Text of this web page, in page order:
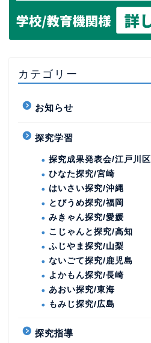
カテゴリー
お知らせ
探究学習
探究成果発表会/江戸川区
ひなた探究/宮崎
はいさい探究/沖縄
とびうめ探究/福岡
みきゃん探究/愛媛
こじゃんと探究/高知
ふじやま探究/山梨
ないごて探究/鹿児島
よかもん探究/長崎
あおい探究/東海
もみじ探究/広島
探究指導